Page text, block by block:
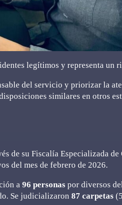
legítimos y representa un
del servicio y priorizar la
similares en otros
de su Fiscalía Especializada
del mes de febrero de 2026.
a 96 personas por diversos
Se judicializaron 87 carpetas